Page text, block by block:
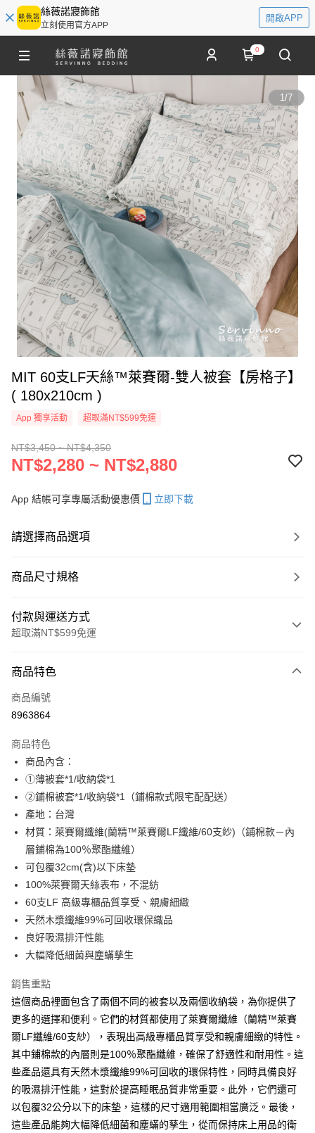
絲薇諾寢飾館
立刻使用官方APP
開啟APP
0
1/7
MIT 60支LF天絲™萊賽爾-雙人被套【房格子】
( 180x210cm )
App 獨享活動 超取滿NT$599免運
NT$3,450 ~ NT$4,350
NT$2,280 ~ NT$2,880
App 結帳可享專屬活動優惠價 立即下載
請選擇商品選項
商品尺寸規格
付款與運送方式
超取滿NT$599免運
信用卡一次付款
超商取貨付款
Apple Pay
街口支付
悠遊付
全盈+PAY
ATM付款
運送方式
全家取貨付款
每筆NT$60，滿NT$599(含以上)免運費
每筆NT$60
付款後全家取貨
7-11取貨付款
每筆NT$60
離島7-11取貨付款
每筆NT$60
商品特色
商品編號
8963864
商品特色
商品內含：
①薄被套*1/收納袋*1
②鋪棉被套*1/收納袋*1（鋪棉款式限宅配配送）
產地：台灣
材質：萊賽爾纖維(蘭精™萊賽爾LF纖維/60支紗)（鋪棉款－內
層鋪棉為100％聚酯纖維）
可包覆32cm(含)以下床墊
100%萊賽爾天絲表布，不混紡
60支LF 高級專櫃品質享受、親膚細緻
天然木漿纖維99%可回收環保織品
良好吸濕排汗性能
大幅降低細菌與塵蟎孳生
銷售重點
這個商品裡面包含了兩個不同的被套以及兩個收納袋，為你提供了
更多的選擇和便利。它們的材質都使用了萊賽爾纖維（蘭精™萊賽
爾LF纖維/60支紗），表現出高級專櫃品質享受和親膚細緻的特性。
其中鋪棉款的內層則是100％聚酯纖維，確保了舒適性和耐用性。這
些產品還具有天然木漿纖維99%可回收的環保特性，同時具備良好
的吸濕排汗性能，這對於提高睡眠品質非常重要。此外，它們還可
以包覆32公分以下的床墊，這樣的尺寸適用範圍相當廣泛。最後，
這些產品能夠大幅降低細菌和塵蟎的孳生，從而保持床上用品的衛